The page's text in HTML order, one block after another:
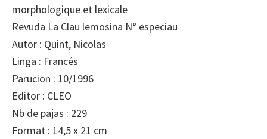
morphologique et lexicale
Revuda La Clau lemosina N° especiau
Autor : Quint, Nicolas
Linga : Francés
Parucion : 10/1996
Editor : CLEO
Nb de pajas : 229
Format : 14,5 x 21 cm